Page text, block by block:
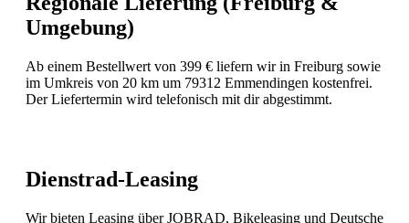
Umgebung)
Ab einem Bestellwert von 399 € liefern wir in Freiburg sowie
im Umkreis von 20 km um 79312 Emmendingen kostenfrei.
Der Liefertermin wird telefonisch mit dir abgestimmt.
Dienstrad-Leasing
Wir bieten Leasing über JOBRAD, Bikeleasing und Deutsche